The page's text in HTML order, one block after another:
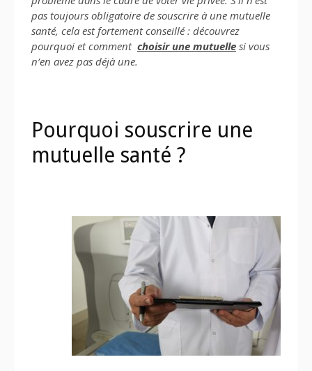
pas toujours obligatoire de souscrire à une mutuelle
santé, cela est fortement conseillé : découvrez
pourquoi et comment choisir une mutuelle si vous
n’en avez pas déjà une.
Pourquoi souscrire une
mutuelle santé ?